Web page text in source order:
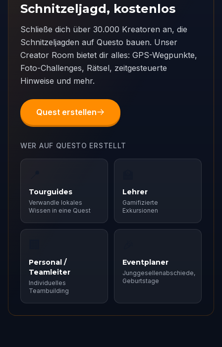
Schnitzeljagd, kostenlos
Schließe dich über 30.000 Kreatoren an, die
Schnitzeljagden auf Questo bauen. Unser
Creator Room bietet dir alles: GPS-Wegpunkte,
Foto-Challenges, Rätsel, zeitgesteuerte
Hinweise und mehr.
Quest erstellen
WER AUF QUESTO ERSTELLT
Tourguides
Verwandle lokales
Wissen in eine Quest
Lehrer
Gamifizierte
Exkursionen
Personal /
Teamleiter
Individuelles
Teambuilding
Eventplaner
Junggesellenabschiede,
Geburtstage